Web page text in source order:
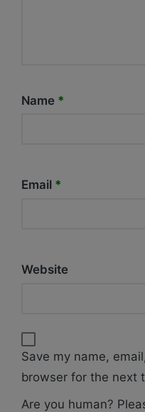
Name *
Email *
Website
Save my name,
browser for the next
Are you human?